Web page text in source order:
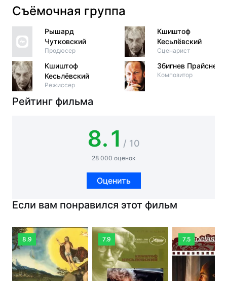
Съёмочная группа
Рышард
Чутковский
Продюсер
Кшиштоф
Кесьлёвский
Режиссер
Кшиштоф
Кесьлёвский
Сценарист
Збигнев Прайснер
Композитор
Рейтинг фильма
8.1 / 10
28 000 оценок
Оценить
Если вам понравился этот фильм
8.9 7.9 7.5